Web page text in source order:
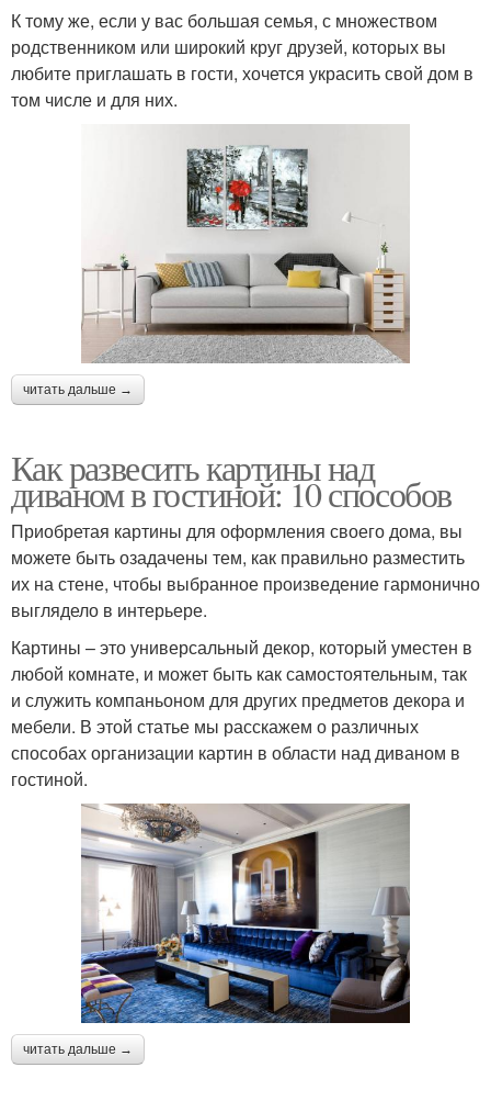
К тому же, если у вас большая семья, с множеством
родственником или широкий круг друзей, которых вы
любите приглашать в гости, хочется украсить свой дом в
том числе и для них.
читать дальше →
Как развесить картины над
диваном в гостиной: 10 способов
Приобретая картины для оформления своего дома, вы
можете быть озадачены тем, как правильно разместить
их на стене, чтобы выбранное произведение гармонично
выглядело в интерьере.
Картины – это универсальный декор, который уместен в
любой комнате, и может быть как самостоятельным, так
и служить компаньоном для других предметов декора и
мебели. В этой статье мы расскажем о различных
способах организации картин в области над диваном в
гостиной.
читать дальше →